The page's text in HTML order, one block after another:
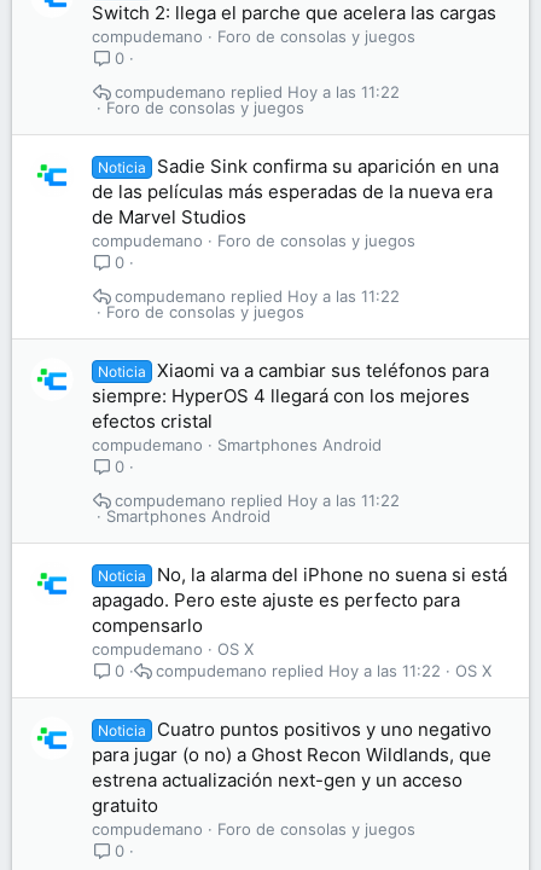
Switch 2: llega el parche que acelera las cargas
compudemano
Foro de consolas y juegos
0
Foro de consolas y juegos
Hoy a las 11:22
compudemano
Noticia
Sadie Sink confirma su aparición en una
de las películas más esperadas de la nueva era
de Marvel Studios
compudemano
Foro de consolas y juegos
0
Foro de consolas y juegos
Hoy a las 11:22
compudemano
Noticia
Xiaomi va a cambiar sus teléfonos para
siempre: HyperOS 4 llegará con los mejores
efectos cristal
compudemano
Smartphones Android
0
Smartphones Android
Hoy a las 11:22
compudemano
Noticia
No, la alarma del iPhone no suena si está
apagado. Pero este ajuste es perfecto para
compensarlo
compudemano
OS X
0
OS X
Hoy a las 11:22
compudemano
Noticia
Cuatro puntos positivos y uno negativo
para jugar (o no) a Ghost Recon Wildlands, que
estrena actualización next-gen y un acceso
gratuito
compudemano
Foro de consolas y juegos
0